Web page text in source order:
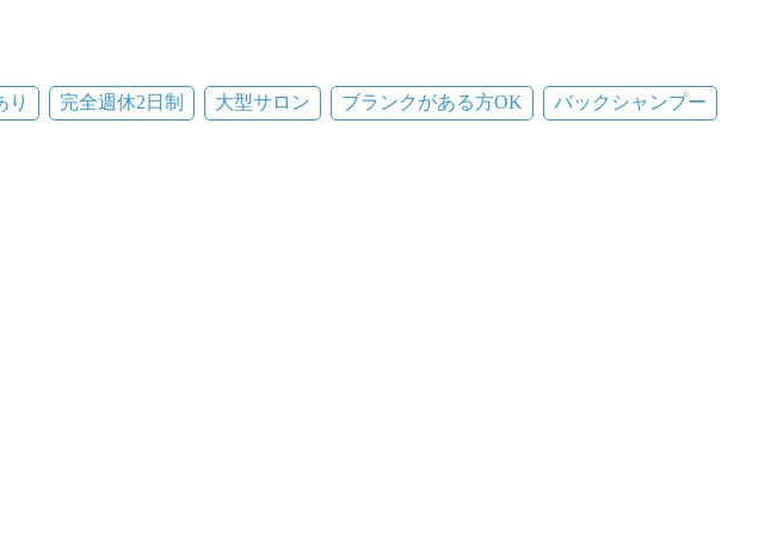
り 完全週休2日制 大型サロン ブランクがある方OK バックシャンプー